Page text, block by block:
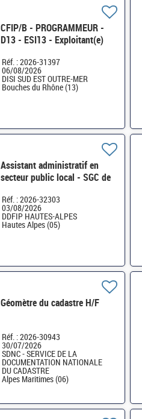
CFIP/B - PROGRAMMEUR -
D13 - ESI13 - Exploitant(e)
Réf. : 2026-31397
06/08/2026
DISI SUD EST OUTRE-MER
Bouches du Rhône (13)
Assistant administratif en
secteur public local - SGC de
Réf. : 2026-32303
03/08/2026
DDFIP HAUTES-ALPES
Hautes Alpes (05)
Géomètre du cadastre H/F
Réf. : 2026-30943
30/07/2026
SDNC - SERVICE DE LA
DOCUMENTATION NATIONALE
DU CADASTRE
Alpes Maritimes (06)